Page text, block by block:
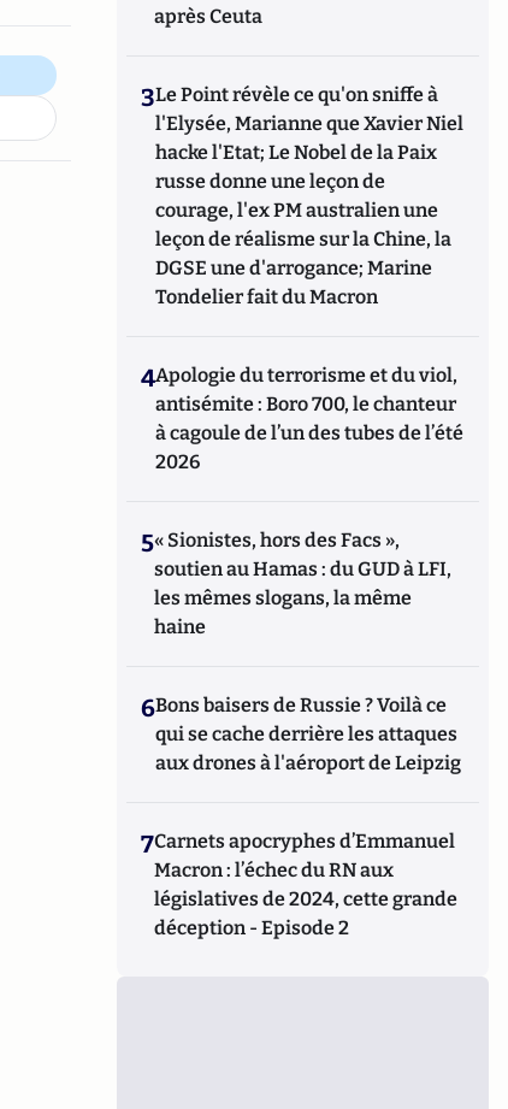
après Ceuta
3Le Point révèle ce qu'on sniffe à
l'Elysée, Marianne que Xavier Niel
hacke l'Etat; Le Nobel de la Paix
russe donne une leçon de
courage, l'ex PM australien une
leçon de réalisme sur la Chine, la
DGSE une d'arrogance; Marine
Tondelier fait du Macron
4Apologie du terrorisme et du viol,
antisémite : Boro 700, le chanteur
à cagoule de l’un des tubes de l’été
2026
5« Sionistes, hors des Facs »,
soutien au Hamas : du GUD à LFI,
les mêmes slogans, la même
haine
6Bons baisers de Russie ? Voilà ce
qui se cache derrière les attaques
aux drones à l'aéroport de Leipzig
7Carnets apocryphes d’Emmanuel
Macron : l’échec du RN aux
législatives de 2024, cette grande
déception - Episode 2